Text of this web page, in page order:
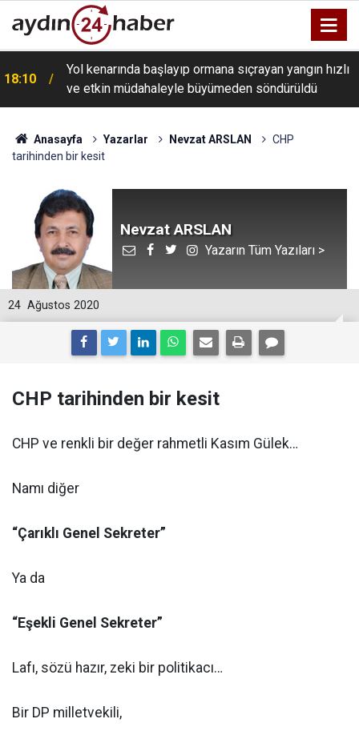
18:10
Yol kenarında başlayıp ormana sıçrayan yangın hızlı
ve etkin müdahaleyle büyümeden söndürüldü
Anasayfa Yazarlar Nevzat ARSLAN
CHP
tarihinden bir kesit
Nevzat ARSLAN
Yazarın Tüm Yazıları >
24 Ağustos 2020
CHP tarihinden bir kesit
CHP ve renkli bir değer rahmetli Kasım Gülek…
Namı diğer
“Çarıklı Genel Sekreter”
Ya da
“Eşekli Genel Sekreter”
Lafı, sözü hazır, zeki bir politikacı…
Bir DP milletvekili,